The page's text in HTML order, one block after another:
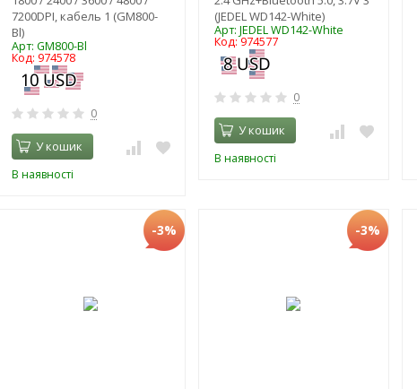
7200DPI, кабель 1 (GM800-
Bl)
Арт: GM800-Bl
Код: 974578
0
У кошик
В наявності
(JEDEL WD142-White)
Арт: JEDEL WD142-White
Код: 974577
0
У кошик
В наявності
-3% -3%